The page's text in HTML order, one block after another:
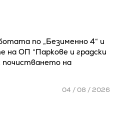
по „Безименно 4“ и
на ОП “Паркове и градски
почистването на
04 / 08 / 2026